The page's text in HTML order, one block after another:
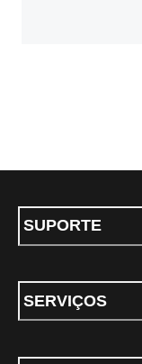
SUPORTE
SERVIÇOS